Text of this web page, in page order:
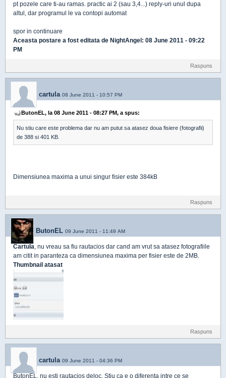
pt pozele care ti-au ramas. practic ai 2 (sau 3,4...) reply-uri unul dupa
altul, dar programul le va contopi automat
spor in continuare
Aceasta postare a fost editata de NightAngel : 08 June 2011 - 09:22
PM
Raspuns
cartula 08 June 2011 - 10:57 PM
ButonEL, la 08 June 2011 - 08:27 PM, a spus:
Nu stiu care este problema dar nu am putut sa atasez doua fisiere (fotografii)
de 388 si 401 KB.
Dimensiunea maxima a unui singur fisier este 384kB
Raspuns
ButonEL 09 June 2011 - 11:49 AM
Cartula, nu vreau sa fiu rautacios dar cand am vrut sa atasez fotografiile
am citit in paranteza ca dimensiunea maxima per fisier este de 2MB.
Thumbnail atasat
Raspuns
cartula 09 June 2011 - 04:36 PM
ButonEL, nu esti rautacios deloc. Stiu ca e o diferenta intre ce se